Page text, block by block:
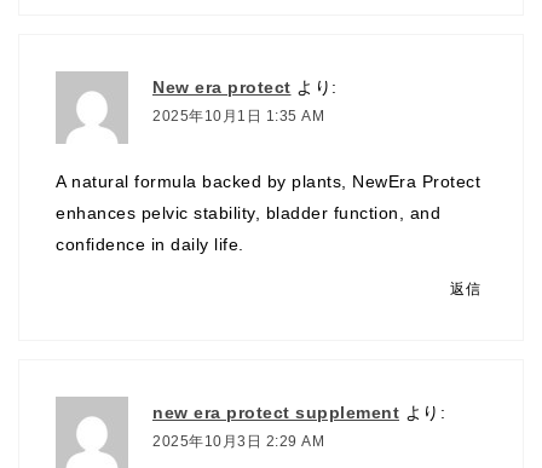
New era protect より:
2025年10月1日 1:35 AM
A natural formula backed by plants, NewEra Protect
enhances pelvic stability, bladder function, and
confidence in daily life.
返信
new era protect supplement より:
2025年10月3日 2:29 AM